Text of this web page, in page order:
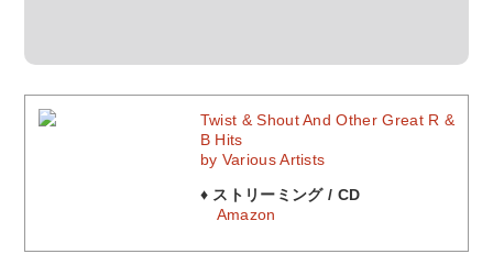
Twist & Shout And Other Great R &
B Hits
by Various Artists
♦ ストリーミング / CD
Amazon